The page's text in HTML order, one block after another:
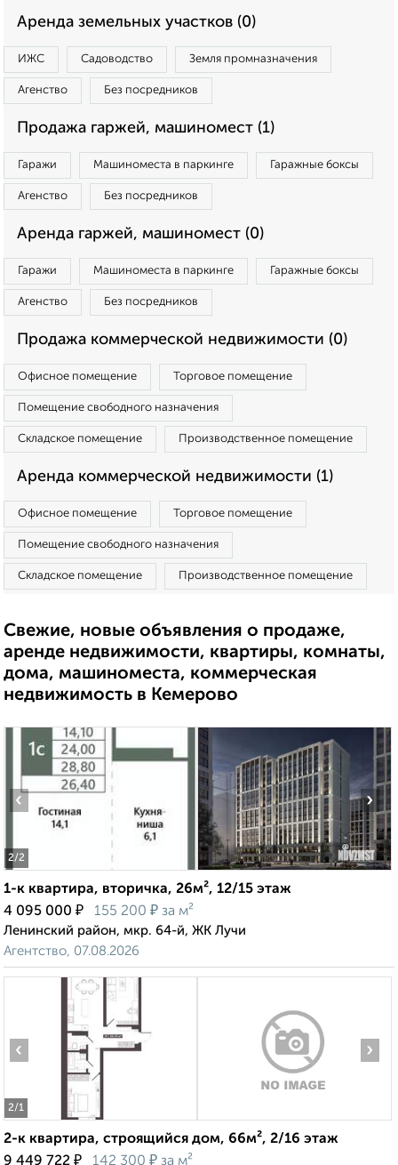
Аренда земельных участков (0)
ИЖС Садоводство Земля промназначения
Агенство Без посредников
Продажа гаржей, машиномест (1)
Гаражи Машиноместа в паркинге Гаражные боксы
Агенство Без посредников
Аренда гаржей, машиномест (0)
Гаражи Машиноместа в паркинге Гаражные боксы
Агенство Без посредников
Продажа коммерческой недвижимости (0)
Офисное помещение Торговое помещение
Помещение свободного назначения
Складское помещение Производственное помещение
Аренда коммерческой недвижимости (1)
Офисное помещение Торговое помещение
Помещение свободного назначения
Складское помещение Производственное помещение
Свежие, новые объявления о продаже,
аренде недвижимости, квартиры, комнаты,
дома, машиноместа, коммерческая
недвижимость в Кемерово
2/2
‹ ›
1-к квартира, вторичка, 26м², 12/15 этаж
4 095 000 ₽ 155 200 ₽ за м²
Ленинский район, мкр. 64-й, ЖК Лучи
Агентство, 07.08.2026
2/1
‹ ›
2-к квартира, строящийся дом, 66м², 2/16 этаж
9 449 722 ₽ 142 300 ₽ за м²